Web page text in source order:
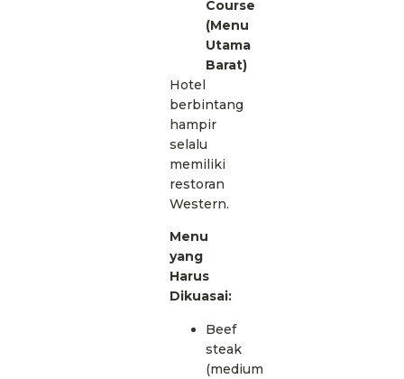
Course
(Menu
Utama
Barat)
Hotel
berbintang
hampir
selalu
memiliki
restoran
Western.
Menu
yang
Harus
Dikuasai:
Beef
steak
(medium